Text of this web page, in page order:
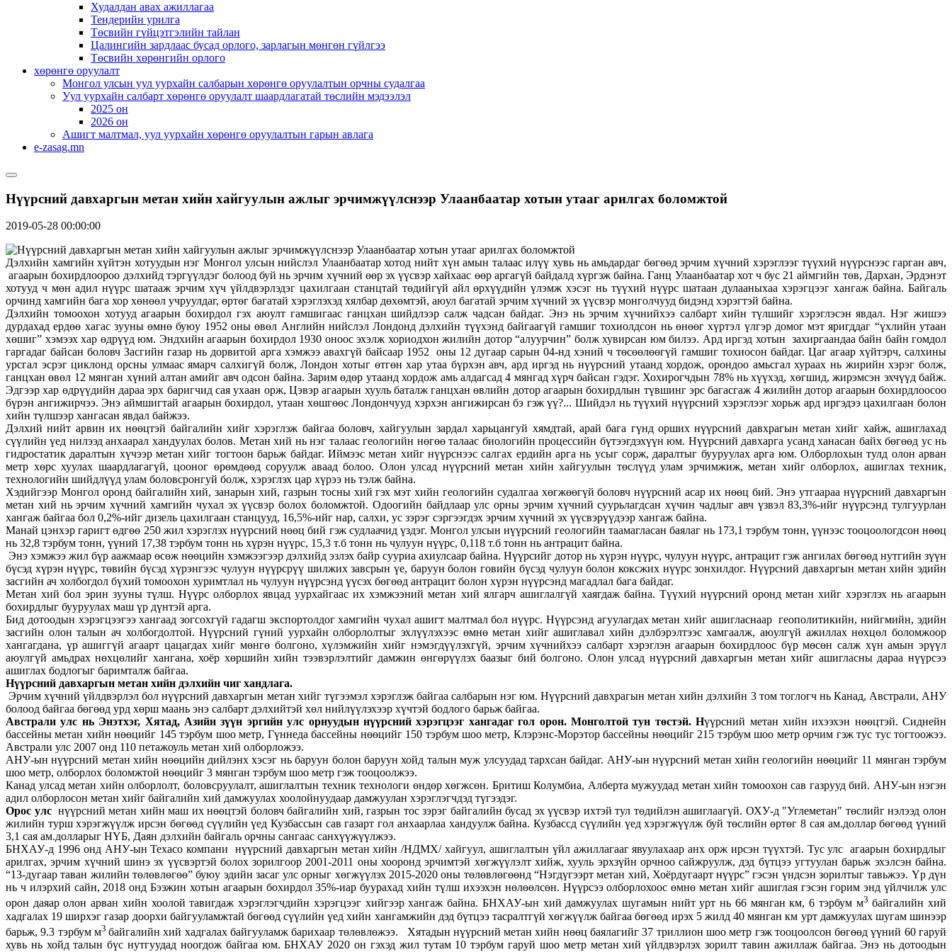
Худалдан авах ажиллагаа
Тендерийн урилга
Төсвийн гүйцэтгэлийн тайлан
Цалингийн зардлаас бусад орлого, зарлагын мөнгөн гүйлгээ
Төсвийн хөрөнгийн орлого
хөрөнгө оруулалт
Монгол улсын уул уурхайн салбарын хөрөнгө оруулалтын орчны судалгаа
Уул уурхайн салбарт хөрөнгө оруулалт шаардлагатай төслийн мэдээлэл
2025 он
2026 он
Ашигт малтмал, уул уурхайн хөрөнгө оруулалтын гарын авлага
e-zasag.mn
Нүүрсний давхаргын метан хийн хайгуулын ажлыг эрчимжүүлснээр Улаанбаатар хотын утааг арилгах боломжтой
2019-05-28 00:00:00
Дэлхийн хамгийн хүйтэн хотуудын нэг Монгол улсын нийслэл Улаанбаатар хотод нийт хүн амын талаас илүү хувь нь амьдардаг бөгөөд эрчим хүчний хэрэглээг түүхий нүүрснээс гарган авч,
агаарын бохирдлоороо дэлхийд тэргүүлдэг болоод буй нь эрчим хүчний өөр эх үүсвэр хайхаас өөр аргагүй байдалд хүргэж байна. Ганц Улаанбаатар хот ч бус 21 аймгийн төв, Дархан, Эрдэнэт
хотууд ч мөн адил нүүрс шатааж эрчим хүч үйлдвэрлэдэг цахилгаан станцтай төдийгүй айл өрхүүдийн үлэмж хэсэг нь түүхий нүүрс шатаан дулааныхаа хэрэгцээг хангаж байна. Байгаль
орчинд хамгийн бага хор хөнөөл учруулдаг, өртөг багатай хэрэглэхэд хялбар дөхөмтэй, аюул багатай эрчим хүчний эх үүсвэр монголчууд бидэнд хэрэгтэй байна.
Дэлхийн томоохон хотууд агаарын бохирдол гэх аюулт гамшигаас ганцхан шийдлээр салж чадсан байдаг. Энэ нь эрчим хүчнийхээ салбарт хийн түлшийг хэрэглэсэн явдал. Нэг жишээ
дурдахад ердөө хагас зууны өмнө буюу 1952 оны өвөл Английн нийслэл Лондонд дэлхийн түүхэнд байгаагүй гамшиг тохиолдсон нь өнөөг хүртэл үлгэр домог мэт яригддаг “үхлийн утаан
хөшиг” хэмээх хар өдрүүд юм. Эндхийн агаарын бохирдол 1930 оноос эхэлж хориодхон жилийн дотор “алуурчин” болж хувирсан юм билээ. Ард иргэд хотын захиргаандаа байн байн гомдол
гаргадаг байсан боловч Засгийн газар нь дорвитой арга хэмжээ авахгүй байсаар 1952 оны 12 дугаар сарын 04-нд хэний ч төсөөлөөгүй гамшиг тохиосон байдаг. Цаг агаар хүйтэрч, салхины
урсгал эсрэг циклонд орсны улмаас ямарч салхигүй болж, Лондон хотыг өтгөн хар утаа бүрхэн авч, ард иргэд нь нүүрсний утаанд хордож, орондоо амьсгал хураах нь жирийн хэрэг болж,
ганцхан өвөл 12 мянган хүний алтан амийг авч одсон байна. Зарим өдөр утаанд хордож амь алдагсад 4 мянгад хүрч байсан гэдэг. Хохирогчдын 78% нь хүүхэд, хөгшид, жирэмсэн эхчүүд байж.
Эдгээр хар өдрүүдийн дараа эрх баригчид сая ухаан орж, Цэвэр агаарын хууль баталж ганцхан өвлийн дотор агаарын бохирдлын түвшинг эрс багасгаж 4 жилийн дотор агаарын бохирдлоосоо
бүрэн ангижирчээ. Энэ аймшигтай агаарын бохирдол, утаан хөшгөөс Лондончууд хэрхэн ангижирсан бэ гэж үү?... Шийдэл нь түүхий нүүрсний хэрэглээг хорьж ард иргэдээ цахилгаан болон
хийн түлшээр хангасан явдал байжээ.
Дэлхий нийт арвин их нөөцтэй байгалийн хийг хэрэглэж байгаа боловч, хайгуулын зардал харьцангуй хямдтай, арай бага гүнд орших нүүрсний давхрагын метан хийг хайж, ашиглахад
сүүлийн үед нилээд анхаарал хандуулах болов. Метан хий нь нэг талаас геологийн нөгөө талаас биологийн процессийн бүтээгдэхүүн юм. Нүүрсний давхарга усанд ханасан байх бөгөөд ус нь
гидростатик даралтын хүчээр метан хийг тогтоон барьж байдаг. Иймээс метан хийг нүүрснээс салгах ердийн арга нь усыг сорж, даралтыг бууруулах арга юм. Олборлохын тулд олон арван
метр хөрс хуулах шаардлагагүй, цооног өрөмдөөд соруулж аваад болоо. Олон улсад нүүрсний метан хийн хайгуулын төслүүд улам эрчимжиж, метан хийг олборлох, ашиглах техник,
технологийн шийдлүүд улам боловсронгуй болж, хэрэглэх цар хүрээ нь тэлж байна.
Хэдийгээр Монгол оронд байгалийн хий, занарын хий, газрын тосны хий гэх мэт хийн геологийн судалгаа хөгжөөгүй боловч нүүрсний асар их нөөц бий. Энэ утгаараа нүүрсний давхаргын
метан хий нь эрчим хүчний хамгийн чухал эх үүсвэр болох боломжтой. Одоогийн байдлаар улс орны эрчим хүчний суурьлагдсан хүчин чадлыг авч үзвэл 83,3%-ийг нүүрсэнд тулгуурлан
хангаж байгаа бол 0,2%-ийг дизель цахилгаан станцууд, 16,5%-ийг нар, салхи, ус зэрэг сэргээгдэх эрчим хүчний эх үүсвэрүүдээр хангаж байна.
Манай цэнхэр гаригт өдгөө 250 жил хэрэглэх нүүрсний нөөц бий гэж судлаачид үздэг. Монгол улсын нүүрсний геологийн таамагласан баялаг нь 173,1 тэрбум тонн, үүнээс тооцоологдсон нөөц
нь 32,8 тэрбум тонн, үүний 17,38 тэрбум тонн нь хүрэн нүүрс, 15,3 т.б тонн нь чулуун нүүрс, 0,118 т.б тонн нь антрацит байна.
Энэ хэмжээ жил бүр аажмаар өсөж нөөцийн хэмжээгээр дэлхийд эзлэх байр сууриа ахиулсаар байна. Нүүрсийг дотор нь хүрэн нүүрс, чулуун нүүрс, антрацит гэж ангилах бөгөөд нутгийн зүүн
бүсэд хүрэн нүүрс, төвийн бүсэд хүрэнгээс чулуун нүүрсрүү шилжих завсрын үе, баруун болон говийн бүсэд чулуун болон коксжих нүүрс зонхилдог. Нүүрсний давхаргын метан хийн эдийн
засгийн ач холбогдол бүхий томоохон хуримтлал нь чулуун нүүрсэнд үүсэх бөгөөд антрацит болон хүрэн нүүрсэнд магадлал бага байдаг.
Метан хий бол эрин зууны түлш. Нүүрс олборлох явцад уурхайгаас их хэмжээний метан хий ялгарч ашиглалгүй хаягдаж байна. Түүхий нүүрсний оронд метан хийг хэрэглэх нь агаарын
бохирдлыг бууруулах маш үр дүнтэй арга.
Бид дотоодын хэрэгцээгээ хангаад зогсохгүй гадагш экспортолдог хамгийн чухал ашигт малтмал бол нүүрс. Нүүрсэнд агуулагдах метан хийг ашигласнаар геополитикийн, нийгмийн, эдийн
засгийн олон талын ач холбогдолтой. Нүүрсний гүний уурхайн олборлолтыг эхлүүлэхээс өмнө метан хийг ашиглавал хийн дэлбэрэлтээс хамгаалж, аюулгүй ажиллах нөхцөл боломжоор
хангагдана, үр ашиггүй агаарт цацагдах хийг мөнгө болгоно, хүлэмжийн хийг нэмэгдүүлэхгүй, эрчим хүчнийхээ салбарт хэрэглэн агаарын бохирдлоос бүр мөсөн салж хүн амын эрүүл
аюулгүй амьдрах нөхцөлийг хангана, хоёр хөршийн хийн тээвэрлэлтийг дамжин өнгөрүүлэх баазыг бий болгоно. Олон улсад нүүрсний давхаргын метан хийг ашигласны дараа нүүрсээ
ашиглах бодлогыг баримталж байгаа.
Нүүрсний давхаргын метан хийн дэлхийн чиг хандлага.
Эрчим хүчний үйлдвэрлэл бол нүүрсний давхаргын метан хийг түгээмэл хэрэглэж байгаа салбарын нэг юм. Нүүрсний давхрагын метан хийн дэлхийн 3 том тоглогч нь Канад, Австрали, АНУ
болоод байгаа бөгөөд урд хөрш маань энэ салбарт дэлхийтэй хөл нийлүүлэхээр хүчтэй бодлого барьж байгаа.
Австрали улс нь Энэтхэг, Хятад, Азийн зүүн эргийн улс орнуудын нүүрсний хэрэгцээг хангадаг гол орон. Монголтой тун төстэй. Нүүрсний метан хийн ихээхэн нөөцтэй. Сиднейн
бассейны метан хийн нөөцийг 145 тэрбум шоо метр, Гүннеда бассейны нөөцийг 150 тэрбум шоо метр, Клэрэнс-Морэтор бассейны нөөцийг 215 тэрбум шоо метр орчим гэж тус тус тогтоожээ.
Австрали улс 2007 онд 110 петажоуль метан хий олборложээ.
АНУ-ын нүүрсний метан хийн нөөцийн дийлэнх хэсэг нь баруун болон баруун хойд талын муж улсуудад тархсан байдаг. АНУ-ын нүүрсний метан хийн геологийн нөөцийг 11 мянган тэрбум
шоо метр, олборлох боломжтой нөөцийг 3 мянган тэрбум шоо метр гэж тооцоолжээ.
Канад улсад метан хийн олборлолт, боловсруулалт, ашиглалтын техник технологи өндөр хөгжсөн. Бритиш Колумбиа, Алберта мужуудад метан хийн томоохон сав газрууд бий. АНУ-ын нэгэн
адил олборлосон метан хийг байгалийн хий дамжуулах хоолойнуудаар дамжуулан хэрэглэгчдэд түгээдэг.
Орос улс нүүрсний метан хийн маш их нөөцтэй боловч байгалийн хий, газрын тос зэрэг байгалийн бусад эх үүсвэр ихтэй тул төдийлэн ашиглаагүй. ОХУ-д "Углеметан" төслийг нэлээд олон
жилийн турш хэрэгжүүлж ирсэн бөгөөд сүүлийн үед Кузбассын сав газарт гол анхаарлаа хандуулж байна. Кузбассд сүүлийн үед хэрэгжүүлж буй төслийн өртөг 8 сая ам.доллар бөгөөд үүний
3,1 сая ам.долларыг НҮБ, Даян дэлхийн байгаль орчны сангаас санхүүжүүлжээ.
БНХАУ-д 1996 онд АНУ-ын Техасо компани нүүрсний давхаргын метан хийн /НДМХ/ хайгуул, ашиглалтын үйл ажиллагааг явуулахаар анх орж ирсэн түүхтэй. Тус улс агаарын бохирдлыг
арилгах, эрчим хүчний шинэ эх үүсвэртэй болох зорилгоор 2001-2011 оны хооронд эрчимтэй хөгжүүлэлт хийж, хууль эрхзүйн орчноо сайжруулж, дэд бүтцээ угтуулан барьж эхэлсэн байна.
“13-дугаар таван жилийн төлөвлөгөө” буюу эдийн засаг улс орныг хөгжүүлэх 2015-2020 оны төлөвлөгөөнд “Нэгдүгээрт метан хий, Хоёрдугаарт нүүрс” гэсэн үндсэн зорилтыг тавьжээ. Үр дүн
нь ч илэрхий сайн, 2018 онд Бээжин хотын агаарын бохирдол 35%-иар буурахад хийн түлш ихээхэн нөлөөлсөн. Нүүрсээ олборлохоос өмнө метан хийг ашиглая гэсэн горим энд үйлчилж улс
орон даяар олон арван хийн хоолой тавигдаж хэрэглэгчдийн хэрэгцээг хийгээр хангаж байна. БНХАУ-ын хий дамжуулах шугамын нийт урт нь 66 мянган км, 6 тэрбум м3 байгалийн хий
хадгалах 19 ширхэг газар доорхи байгууламжтай бөгөөд сүүлийн үед хийн хангамжийн дэд бүтцээ тасралтгүй хөгжүүлж байгаа бөгөөд ирэх 5 жилд 40 мянган км урт дамжуулах шугам шинээр
барьж, 9.3 тэрбум м3 байгалийн хий хадгалах байгууламж барихаар төлөвлөжээ. Хятадын нүүрсний метан хийн нөөц баялагийг 37 триллион шоо метр гэж тооцоолсон бөгөөд үүний 60 гаруй
хувь нь хойд талын бүс нутгуудад ноогдож байгаа юм. БНХАУ 2020 он гэхэд жил тутам 10 тэрбум гаруй шоо метр метан хий үйлдвэрлэх зорилт тавин ажиллаж байгаа. Энэ нь дотоодын